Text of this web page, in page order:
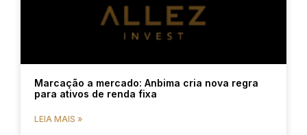
Marcação a mercado: Anbima cria nova regra
para ativos de renda fixa
LEIA MAIS »